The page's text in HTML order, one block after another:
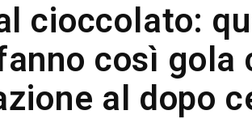
cioccolato:
così gola
al dopo